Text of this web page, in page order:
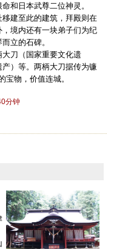
和日本武尊二位神灵。
建至此的建筑，拜殿则在
境内还有一块弟子们为纪
立的石碑。
刀（国家重要文化遗
）等。两柄大刀据传为镰
宝物，价值连城。
分钟